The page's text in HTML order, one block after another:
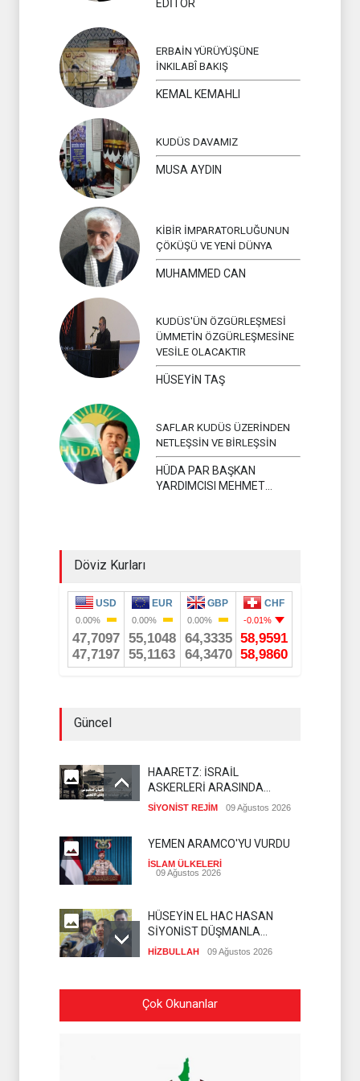
EDİTÖR
ERBAİN YÜRÜYÜŞÜNE
İNKILABÎ BAKIŞ
KEMAL KEMAHLI
KUDÜS DAVAMIZ
MUSA AYDIN
KİBİR İMPARATORLUĞUNUN
ÇÖKÜŞÜ VE YENİ DÜNYA
MUHAMMED CAN
KUDÜS'ÜN ÖZGÜRLEŞMESİ
ÜMMETİN ÖZGÜRLEŞMESİNE
VESİLE OLACAKTIR
HÜSEYİN TAŞ
SAFLAR KUDÜS ÜZERİNDEN
NETLEŞSİN VE BİRLEŞSİN
HÜDA PAR BAŞKAN
YARDIMCISI MEHMET
Döviz Kurları
Güncel
HAARETZ: İSRAİL
ASKERLERİ ARASINDA
İNTİHAR ORANI ARTIYOR
SİYONİST REJİM 09 Ağustos 2026
YEMEN ARAMCO'YU VURDU
İSLAM ÜLKELERİ
09 Ağustos 2026
HÜSEYİN EL HAC HASAN
SİYONİST DÜŞMANLA
YAPILAN MÜZAKERELERİ
HİZBULLAH 09 Ağustos 2026
SİYONİST İSRAİL
ASKERLERİ KUNEYTRA'YA
BASKIN DÜZENLEDİ
İSLAM ÜLKELERİ
SADULLAH ZAREİ MEKKE
Çok Okunanlar